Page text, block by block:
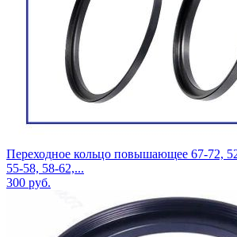
Переходное кольцо повышающее 67-72,
55-58, 58-62,...
300 руб.